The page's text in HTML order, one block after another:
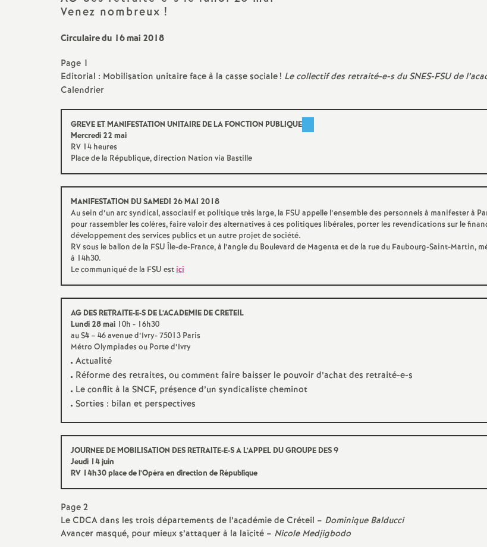
n
a
d
e
s
n
i
g
n
e
m
Assistants d’éducation
AESH
Venez nombreux !
Circulaire du 16 mai 2018
Page 1
Editorial : Mobilisation unitaire face à la casse sociale! Le collectif des retraité-e-s duSNES-FSUde
Calendrier
GREVEETMANIFESTATION UNITAIREDELAFONCTION PUBLIQUE
Mercredi 22 mai
RV 14 heures
Place de la République, direction Nation via Bastille
MANIFESTATION DUSAMEDI 26MAI 2018
Au sein d’un arc syndical, associatif et politique très large, la FSU appelle l’ensemble des personnels à manifester à
pour rassembler les colères, faire valoir des alternatives à ces politiques libérales, porter les revendications sur le
développement des services publics et un autre projet de société.
RVsous le ballon de la FSU Île-de-France, à l’angle du Boulevard de Magenta et de la rue du Faubourg-Saint-Martin,
à 14h30.
Le communiqué de la FSU estici
AGDESRETRAITE-E-SDEL’ACADEMIEDECRETEIL
Lundi 28 mai 10h - 16h30
au S4 – 46 avenue d’Ivry- 75013 Paris
Métro Olympiades ou Porte d’Ivry
Actualité
Réforme des retraites, ou comment faire baisser le pouvoir d’achat des retraité-e-s
Le conflit à la SNCF, présence d’un syndicaliste cheminot
Sorties : bilan et perspectives
JOURNEEDEMOBILISATION DESRETRAITE-E-S A L’APPELDUGROUPEDES9
Jeudi 14 juin
RV 14h30 place de l’Opéra en direction de République
Page 2
LeCDCAdans les trois départements de l’académie de Créteil – Dominique Balducci
Avancer masqué, pour mieux s’attaquer à la laïcité – Nicole Medjigbodo